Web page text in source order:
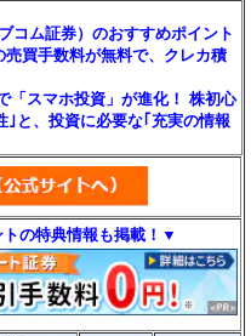
コム証券）のおすすめポイント
買手数料が無料で、クレカ積
「スマホ投資」が進化！ 株初心
と、投資に必要な｢充実の情報
の特典情報も掲載！▼